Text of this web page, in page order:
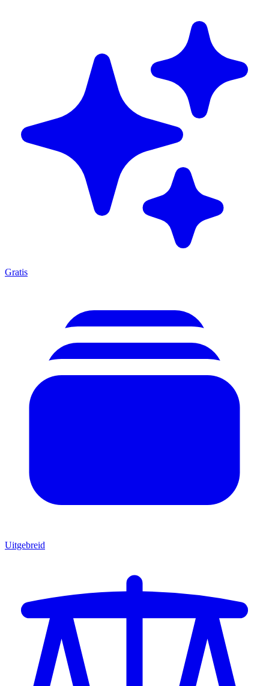
Gratis
Uitgebreid